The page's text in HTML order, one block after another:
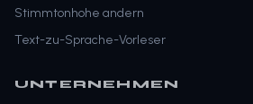
Stimmtonhohe andern
Text-zu-Sprache-Vorleser
UNTERNEHMEN